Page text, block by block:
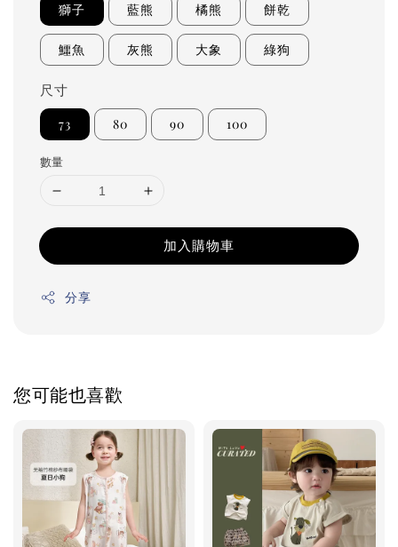
獅子 藍熊 橘熊 餅乾
鱷魚 灰熊 大象 綠狗
尺寸
73 80 90 100
數量
加入購物車
分享
您可能也喜歡